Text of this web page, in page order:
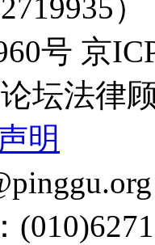
）
号 京
论坛法律
明